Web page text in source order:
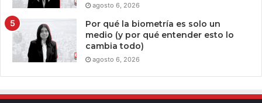
agosto 6, 2026
Por qué la biometría es solo un
medio (y por qué entender esto lo
cambia todo)
agosto 6, 2026